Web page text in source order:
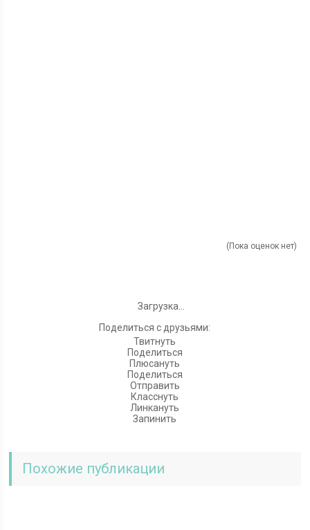
(Пока оценок нет)
Загрузка...
Поделиться с друзьями:
Твитнуть
Поделиться
Плюсануть
Поделиться
Отправить
Класснуть
Линкануть
Запинить
Похожие публикации